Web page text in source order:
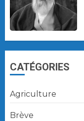
CATÉGORIES
Agriculture
Brève